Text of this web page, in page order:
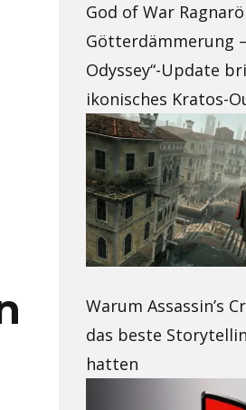
God of War
Götterdämmerung
Odyssey“-Update
ikonisches Kratos-
Warum Assassin’s
das beste
hatten